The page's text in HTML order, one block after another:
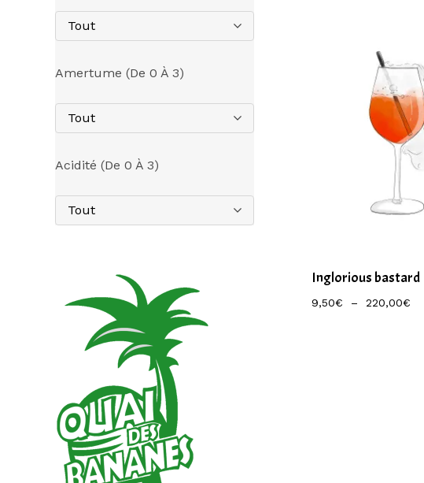
Tout
Amertume (de 0 À 3)
Tout
Acidité (de 0 À 3)
Tout
Inglorious bastard
9,50€ – 220,00€